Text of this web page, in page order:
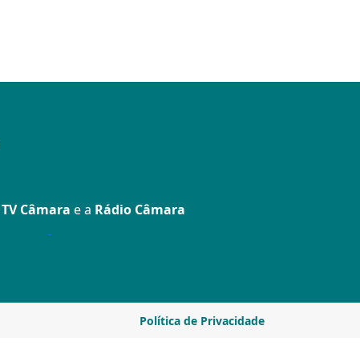
TV Câmara e a Rádio Câmara
Política de Privacidade